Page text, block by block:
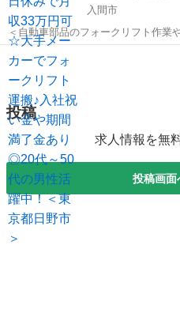
入間市
＜自動車部品のフォークリフト作業
た商用車を製造するあの会社♪ CM
るチャンスです！ 自分が携わった
きなやりがいや誇りを感じるこ...
投稿
求人情報を無
投稿画面